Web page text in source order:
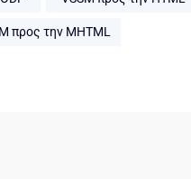
προς την MHTML